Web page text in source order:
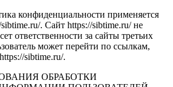
конфиденциальности применяется
. Сайт https://sibtime.ru/ не
ответственности за сайты третьих
может перейти по ссылкам,
sibtime.ru/.
ОБРАБОТКИ